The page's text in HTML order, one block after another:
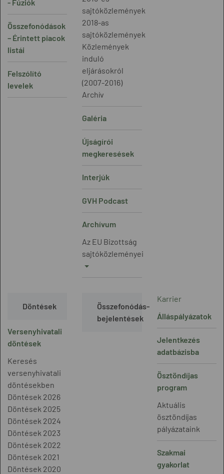
- Fúziók
Összefonódások
– Érintett piacok
listái
Felszólító
levelek
sajtóközlemények
2018-as
sajtóközlemények
Közlemények
induló
eljárásokról
(2007-2016)
Archív
Galéria
Újságírói
megkeresések
Interjúk
GVH Podcast
Archívum
Az EU Bizottság
sajtóközleményei
Döntések
Versenyhivatali
döntések
Keresés
versenyhivatali
döntésekben
Döntések 2026
Döntések 2025
Döntések 2024
Döntések 2023
Döntések 2022
Döntések 2021
Döntések 2020
Összefonódás-
bejelentések
Karrier
Álláspályázatok
Jelentkezés
adatbázisba
Ösztöndíjas
program
Aktuális
ösztöndíjas
pályázataink
Szakmai
gyakorlat